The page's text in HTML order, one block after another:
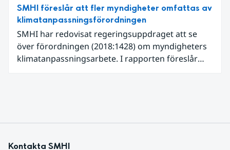
SMHI föreslår att fler myndigheter omfattas av
klimatanpassningsförordningen
SMHI har redovisat regeringsuppdraget att se
över förordningen (2018:1428) om myndigheters
klimatanpassningsarbete. I rapporten föreslår
Kontakta SMHI